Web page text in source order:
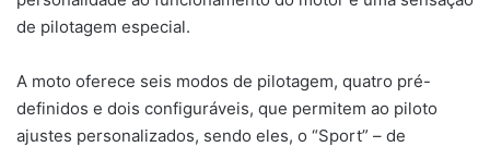
de pilotagem especial.
A moto oferece seis modos de pilotagem, quatro pré-
definidos e dois configuráveis, que permitem ao piloto
ajustes personalizados, sendo eles, o “Sport” – de